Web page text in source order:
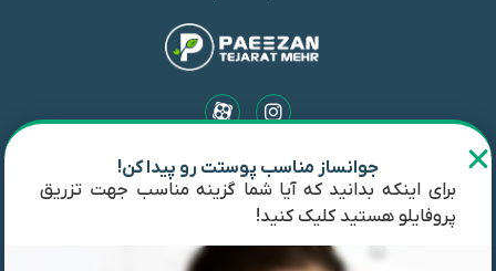
شرکت پاییزان تجارت مهر با بیش از ده سال سابقه؛ به ارائه جدیدترین و
باکیفیت‌ترین محصولات زیبایی با مشارکت شرکت‌های معتبر جهانی از
جمله IBSA مشهور است. پاییزان تجارت مهر واردکننده و توزیع‌کننده
انحصاری محصولات پروفایلو، آلیاکسین، آلجنس و تولیدکننده
جوانساز مناسب پوستت رو پیدا کن!
برای اینکه بدانید که آیا شما گزینه مناسب جهت تزریق
پروفایلو هستید کلیک کنید!